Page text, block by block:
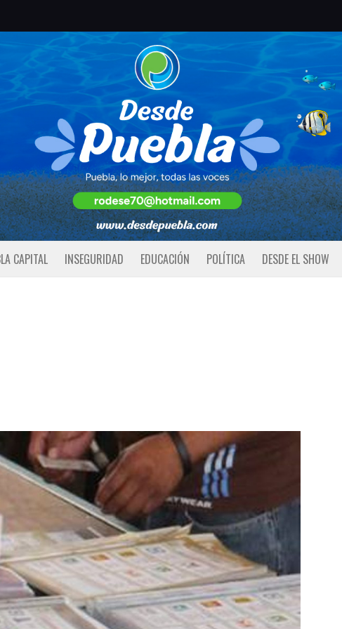
CAPITAL INSEGURIDAD EDUCACIÓN POLÍTICA DESDE EL SHOW